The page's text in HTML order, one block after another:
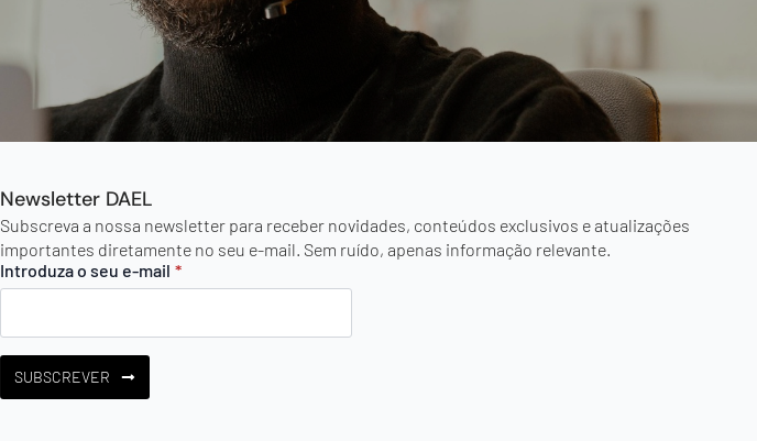
Newsletter DAEL
Subscreva a nossa newsletter para receber novidades, conteúdos exclusivos e atualizações
importantes diretamente no seu e-mail. Sem ruído, apenas informação relevante.
Introduza o seu e-mail *
SUBSCREVER